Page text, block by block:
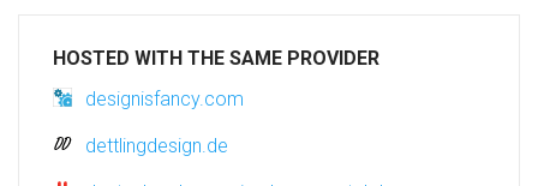
HOSTED WITH THE SAME PROVIDER
designisfancy.com
dettlingdesign.de